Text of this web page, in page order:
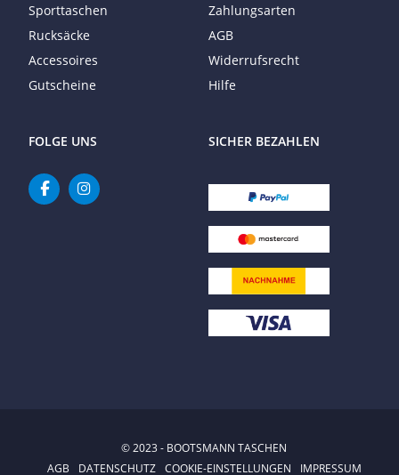
Sporttaschen
Rucksäcke
Accessoires
Gutscheine
Zahlungsarten
AGB
Widerrufsrecht
Hilfe
FOLGE UNS SICHER BEZAHLEN
© 2023 - BOOTSMANN TASCHEN
AGB
DATENSCHUTZ COOKIE-EINSTELLUNGEN IMPRESSUM